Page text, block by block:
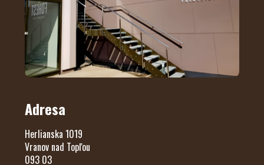
Adresa
Herlianska 1019
Vranov nad Topľou
093 03